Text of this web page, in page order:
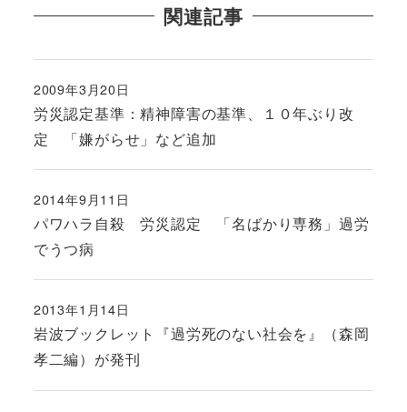
関連記事
労災認定基準：精神障害の基準、１０年ぶり改
定 「嫌がらせ」など追加
投稿日
2009年3月20日
パワハラ自殺 労災認定 「名ばかり専務」過労
でうつ病
投稿日
2014年9月11日
岩波ブックレット『過労死のない社会を』（森岡
孝二編）が発刊
投稿日
2013年1月14日